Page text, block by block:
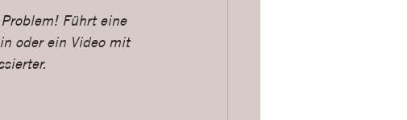
Führt eine
oder ein Video mit